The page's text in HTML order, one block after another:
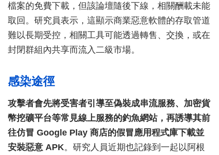
檔案的免費下載，但該論壇隨後下線，相關酬載未能
取回。研究員表示，這顯示商業惡意軟體的存取管道
難以長期受控，相關工具可能透過轉售、交換，或在
封閉群組內共享而流入二級市場。
感染途徑
攻擊者會先將受害者引導至偽裝成串流服務、加密貨
幣挖礦平台等常見線上服務的釣魚網站，再誘導其前
往仿冒 Google Play 商店的假冒應用程式庫下載並
安裝惡意 APK。研究人員近期也記錄到一起以阿根